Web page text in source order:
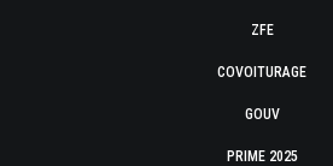
ZFE
COVOITURAGE
GOUV
PRIME 2025